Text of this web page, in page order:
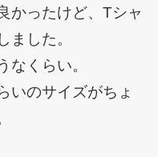
かったけど、Tシャ
ました。
なくらい。
いのサイズがちょ